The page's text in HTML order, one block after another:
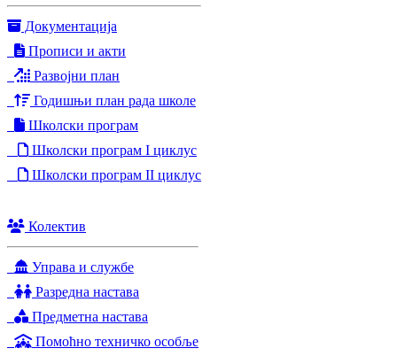
Документација
Прописи и акти
Развојни план
Годишњи план рада школе
Школски програм
Школски програм I циклус
Школски програм II циклус
Колектив
Управа и службе
Разредна настава
Предметна настава
Помоћно техничко особље